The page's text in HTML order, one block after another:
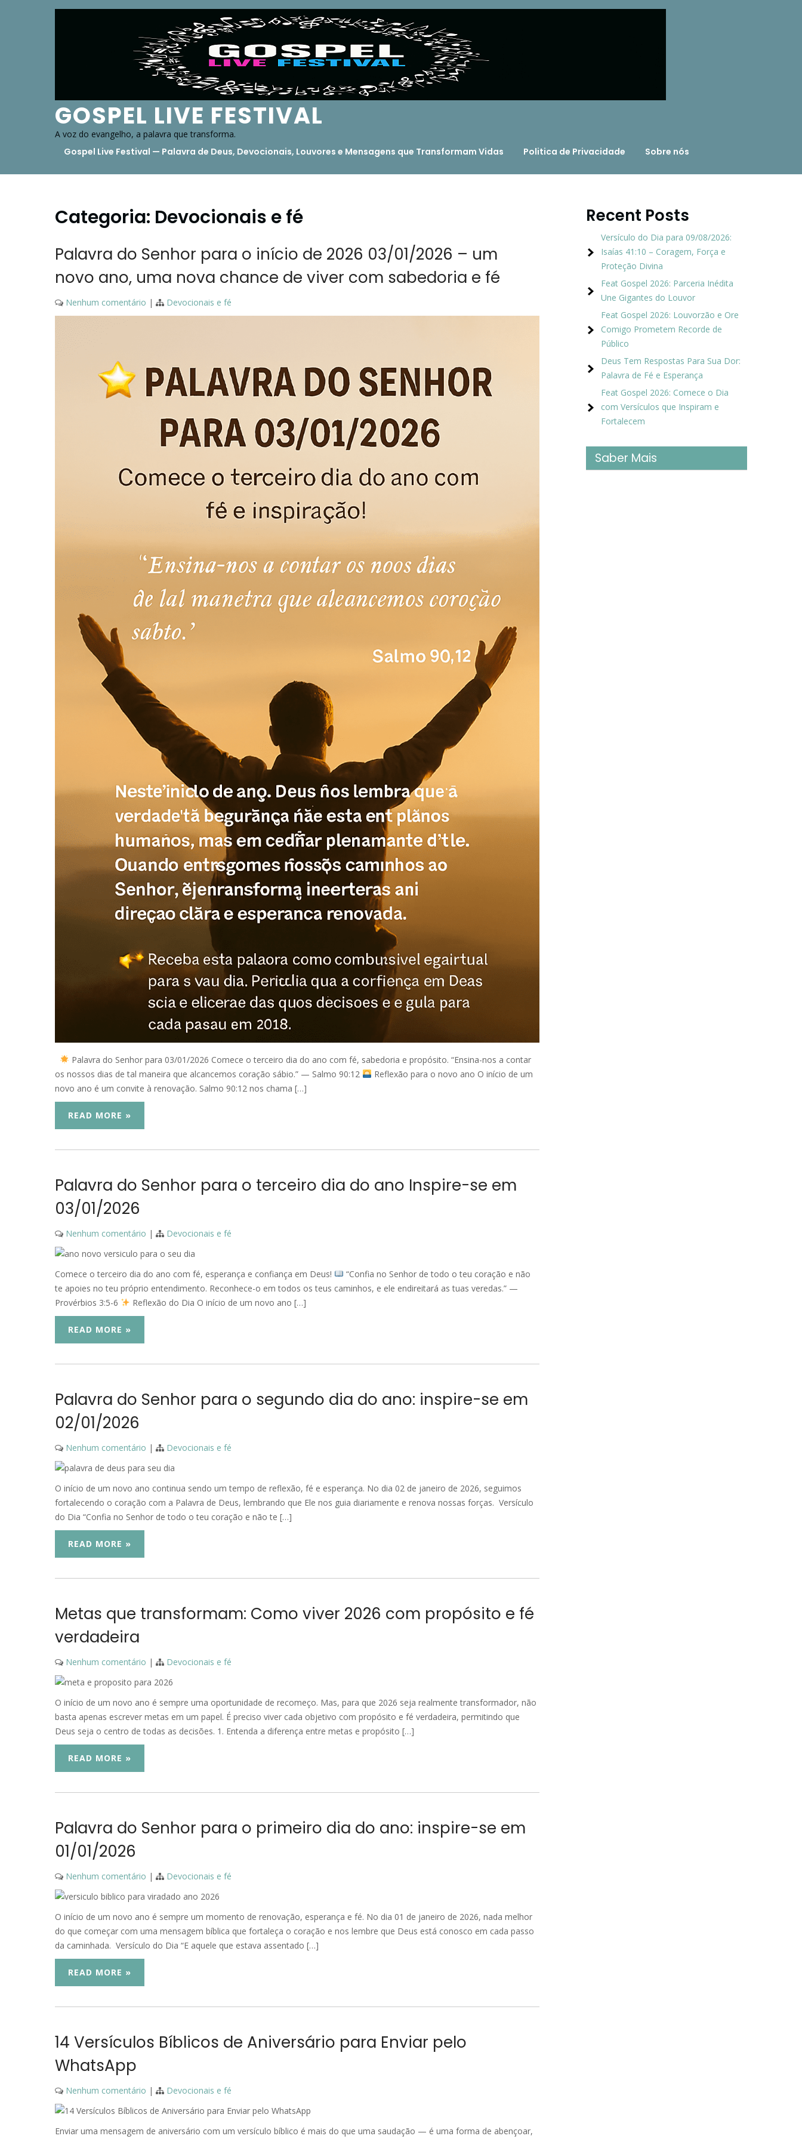
GOSPEL LIVE FESTIVAL
A voz do evangelho, a palavra que transforma.
Gospel Live Festival — Palavra de Deus, Devocionais, Louvores e Mensagens que Transformam Vidas Politica de Privacidade Sobre nós
Categoria: Devocionais e fé
Palavra do Senhor para o início de 2026 03/01/2026 – um
novo ano, uma nova chance de viver com sabedoria e fé
Nenhum comentário | Devocionais e fé
Palavra do Senhor para 03/01/2026 Comece o terceiro dia do ano com fé, sabedoria e propósito. “Ensina-nos a contar
os nossos dias de tal maneira que alcancemos coração sábio.” — Salmo 90:12
Reflexão para o novo ano O início de um
novo ano é um convite à renovação. Salmo 90:12 nos chama […]
READ MORE »
Palavra do Senhor para o terceiro dia do ano Inspire-se em
03/01/2026
Nenhum comentário | Devocionais e fé
Comece o terceiro dia do ano com fé, esperança e confiança em Deus!
“Confia no Senhor de todo o teu coração e não
te apoies no teu próprio entendimento. Reconhece-o em todos os teus caminhos, e ele endireitará as tuas veredas.” —
Provérbios 3:5-6
Reflexão do Dia O início de um novo ano […]
READ MORE »
Palavra do Senhor para o segundo dia do ano: inspire-se em
02/01/2026
Nenhum comentário | Devocionais e fé
O início de um novo ano continua sendo um tempo de reflexão, fé e esperança. No dia 02 de janeiro de 2026, seguimos
fortalecendo o coração com a Palavra de Deus, lembrando que Ele nos guia diariamente e renova nossas forças. Versículo
do Dia “Confia no Senhor de todo o teu coração e não te […]
READ MORE »
Metas que transformam: Como viver 2026 com propósito e fé
verdadeira
Nenhum comentário | Devocionais e fé
O início de um novo ano é sempre uma oportunidade de recomeço. Mas, para que 2026 seja realmente transformador, não
basta apenas escrever metas em um papel. É preciso viver cada objetivo com propósito e fé verdadeira, permitindo que
Deus seja o centro de todas as decisões. 1. Entenda a diferença entre metas e propósito […]
READ MORE »
Palavra do Senhor para o primeiro dia do ano: inspire-se em
01/01/2026
Nenhum comentário | Devocionais e fé
O início de um novo ano é sempre um momento de renovação, esperança e fé. No dia 01 de janeiro de 2026, nada melhor
do que começar com uma mensagem bíblica que fortaleça o coração e nos lembre que Deus está conosco em cada passo
da caminhada. Versículo do Dia “E aquele que estava assentado […]
READ MORE »
14 Versículos Bíblicos de Aniversário para Enviar pelo
WhatsApp
Nenhum comentário | Devocionais e fé
Enviar uma mensagem de aniversário com um versículo bíblico é mais do que uma saudação — é uma forma de abençoar,
Recent Posts
Versículo do Dia para 09/08/2026:
Isaías 41:10 – Coragem, Força e
Proteção Divina
Feat Gospel 2026: Parceria Inédita
Une Gigantes do Louvor
Feat Gospel 2026: Louvorzão e Ore
Comigo Prometem Recorde de
Público
Deus Tem Respostas Para Sua Dor:
Palavra de Fé e Esperança
Feat Gospel 2026: Comece o Dia
com Versículos que Inspiram e
Fortalecem
Saber Mais